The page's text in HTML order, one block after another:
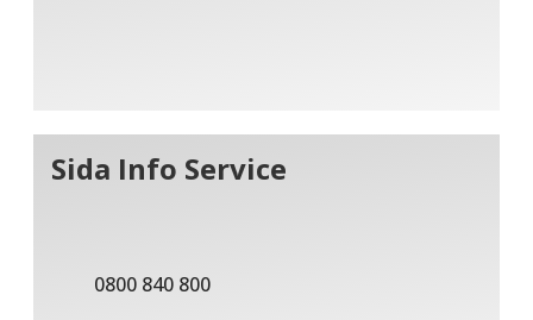
Sida Info Service
0800 840 800